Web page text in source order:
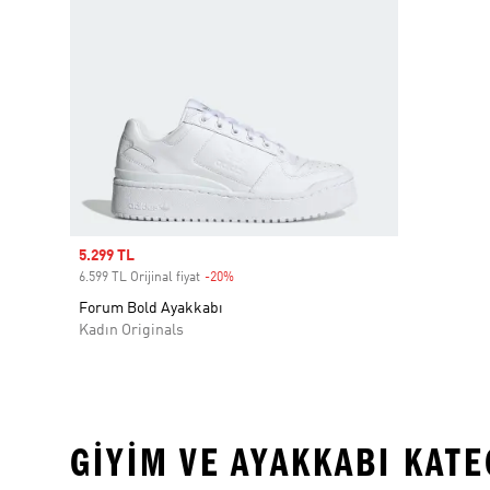
Sale price
5.299 TL
6.599 TL Orijinal fiyat -20%
Forum Bold Ayakkabı
Kadın Originals
GIYIM VE AYAKKABI